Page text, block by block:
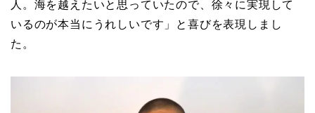
最後に、原は「素晴らしい作品が完成したと自負して